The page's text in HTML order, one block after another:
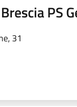
PS
31